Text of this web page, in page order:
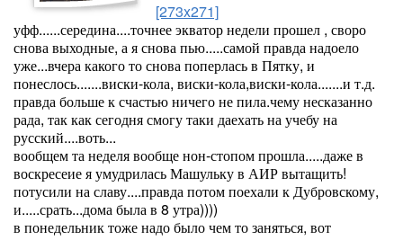
[273x271]
уфф......середина....точнее экватор недели прошел , своро
снова выходные, а я снова пью.....самой правда надоело
уже...вчера какого то снова поперлась в Пятку, и
понеслось.......виски-кола, виски-кола,виски-кола.......и т.д.
правда больше к счастью ничего не пила.чему несказанно
рада, так как сегодня смогу таки даехать на учебу на
русский....воть...
вообщем та неделя вообще нон-стопом прошла.....даже в
воскресеие я умудрилась Машульку в АИР вытащить!
потусили на славу....правда потом поехали к Дубровскому,
и.....срать...дома была в 8 утра))))
в понедельник тоже надо было чем то заняться, вот